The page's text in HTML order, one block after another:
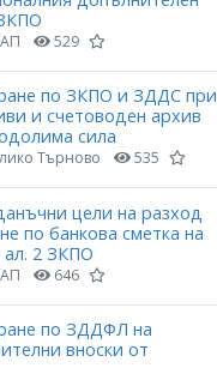
529
по ЗКПО и ЗДДС при
и счетоводен архив
сила
Търново 535
цели на разход
по банкова сметка на
ал. 2 ЗКПО
646
по ЗДДФЛ на
вноски от